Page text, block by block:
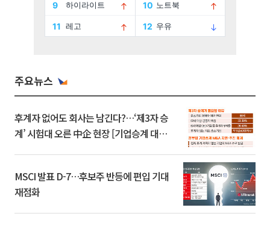
주요뉴스
후계자 없어도 회사는 남긴다?…‘제3자 승
계’ 시험대 오른 中企 현장 [기업승계 대전
MSCI 발표 D-7…후보주 반등에 편입 기대
재점화